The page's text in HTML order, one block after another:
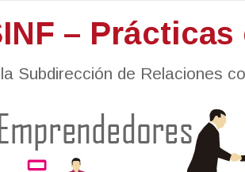
–
Subdirección de Relaciones